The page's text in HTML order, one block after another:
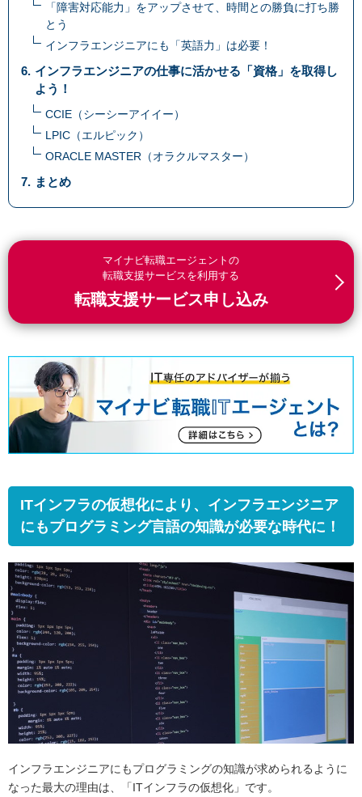
「障害対応能力」をアップさせて、時間との勝負に打ち勝
とう
インフラエンジニアにも「英語力」は必要！
インフラエンジニアの仕事に活かせる「資格」を取得し
よう！
CCIE（シーシーアイイー）
LPIC（エルピック）
ORACLE MASTER（オラクルマスター）
まとめ
マイナビ転職エージェントの
転職支援サービスを利用する
転職支援サービス申し込み
ITインフラの仮想化により、インフラエンジニア
にもプログラミング言語の知識が必要な時代に！
インフラエンジニアにもプログラミングの知識が求められるように
なった最大の理由は、「ITインフラの仮想化」です。